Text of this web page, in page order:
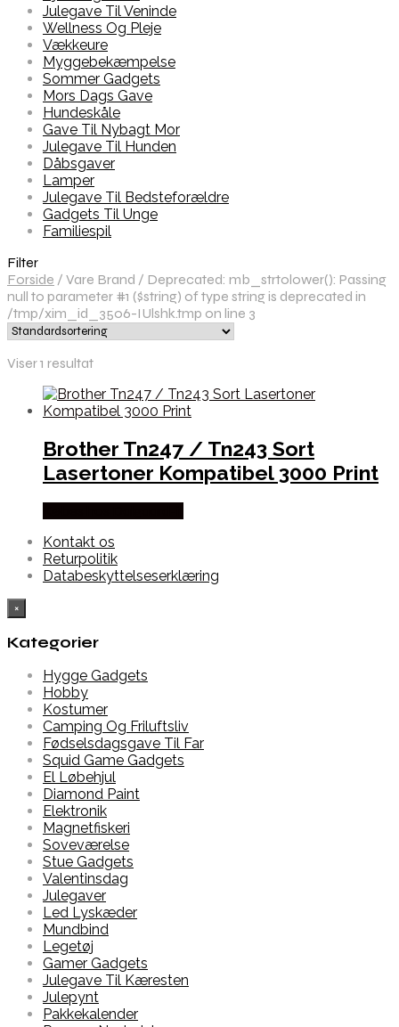
Julegave Til Veninde
Wellness Og Pleje
Vækkeure
Myggebekæmpelse
Sommer Gadgets
Mors Dags Gave
Hundeskåle
Gave Til Nybagt Mor
Julegave Til Hunden
Dåbsgaver
Lamper
Julegave Til Bedsteforældre
Gadgets Til Unge
Familiespil
Filter
Forside / Vare Brand / Deprecated: mb_strtolower(): Passing
null to parameter #1 ($string) of type string is deprecated in
/tmp/xim_id_3506-IUlshk.tmp on line 3
Viser 1 resultat
Brother Tn247 / Tn243 Sort
Lasertoner Kompatibel 3000 Print
Kontakt os
Returpolitik
Databeskyttelseserklæring
×
Kategorier
Hygge Gadgets
Hobby
Kostumer
Camping Og Friluftsliv
Fødselsdagsgave Til Far
Squid Game Gadgets
El Løbehjul
Diamond Paint
Elektronik
Magnetfiskeri
Soveværelse
Stue Gadgets
Valentinsdag
Julegaver
Led Lyskæder
Mundbind
Legetøj
Gamer Gadgets
Julegave Til Kæresten
Julepynt
Pakkekalender